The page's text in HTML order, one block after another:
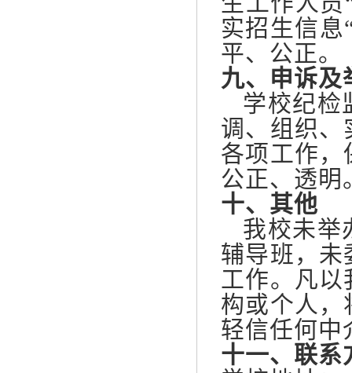
实招生信息
平、公正。
九、申诉及
学校纪检
调、组织、
各项工作，
公正、透明
十、其他
我校未举
辅导班，未
工作。凡
构或个人，
轻信任何中
十一、联系